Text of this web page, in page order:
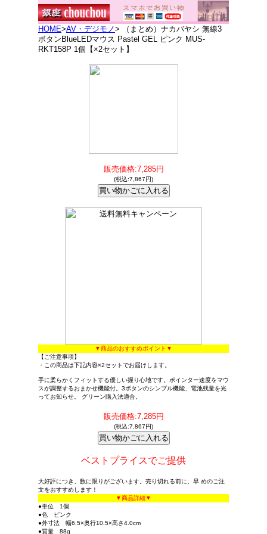
HOME>AV・デジモノ> （まとめ）ナカバヤシ 無線3
ボタンBlueLEDマウス Pastel GEL ピンク MUS-
RKT158P 1個【×2セット】
販売価格:7,285円
(税込:7,867円)
▼商品のおすすめポイント▼
【ご注意事項】
・この商品は下記内容×2セットでお届けします。
手に柔らかくフィットする優しい握り心地です。ポインター速度をマウ
スが調整するおまかせ機能付。3ボタンのシンプル機能、電池残量を光
ってお知らせ。 グリーン購入法適合。
販売価格:7,285円
(税込:7,867円)
ベストプライスでご提供
大好評につき、数に限りがございます。売り切れる前に、早 めのご注
文をおすすめします！
▼商品詳細▼
●単位 1個
●色 ピンク
●外寸法 幅6.5×奥行10.5×高さ4.0cm
●質量 88g